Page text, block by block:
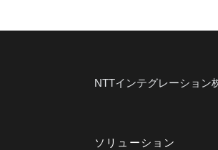
NTTインテグレーション
ソリューション